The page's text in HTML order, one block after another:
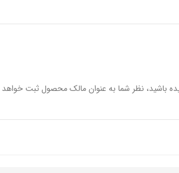
باشید، نظر شما به عنوان مالک محصول ثبت